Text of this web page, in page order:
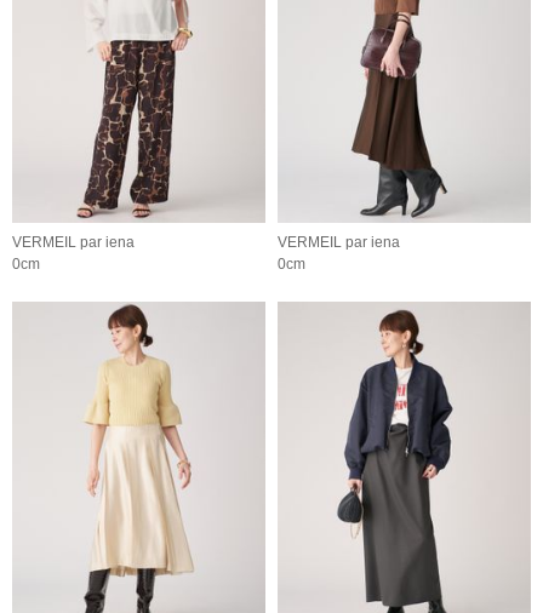
VERMEIL par iena
0cm
VERMEIL par iena
0cm